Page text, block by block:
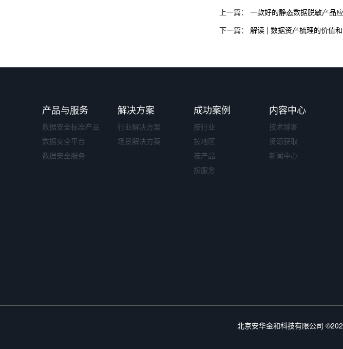
上一篇：
一款好的静态数据脱敏产品
下一篇：
解读 | 数据资产梳理的价值
产品与服务
数据安全标准产品
数据安全平台
数据安全服务
解决方案
行业解决方案
场景解决方案
成功案例
按行业
按地区
按产品
按服务
内容中心
技术博客
资源获取
新闻中心
北京安华金和科技有限公司